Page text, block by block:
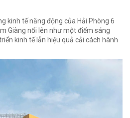
kinh tế năng động của Hải Phòng 6
Giàng nổi lên như một điểm sáng
kinh tế lẫn hiệu quả cải cách hành